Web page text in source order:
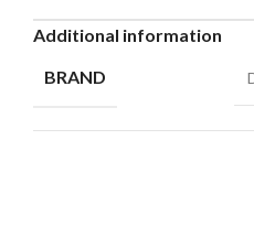
Additional information
BRAND